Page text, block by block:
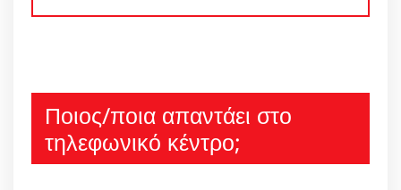
Ποιος/ποια απαντάει στο
τηλεφωνικό κέντρο;